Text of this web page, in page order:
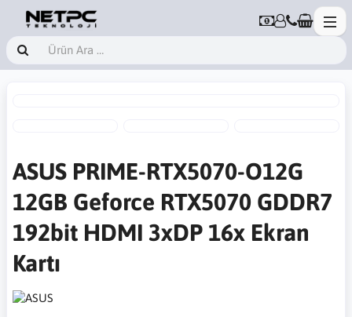
ASUS PRIME-RTX5070-O12G
12GB Geforce RTX5070 GDDR7
192bit HDMI 3xDP 16x Ekran
Kartı